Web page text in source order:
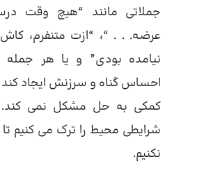
جملاتی مانند “هیچ وقت
عرضه. . . “، “ازت متنفرم،
نیامده بودی” و یا هر
احساس گناه و سرزنش ایجاد
کمکی به حل مشکل نمی کند.
شرایطی محیط را ترک می کنیم
نکنیم.